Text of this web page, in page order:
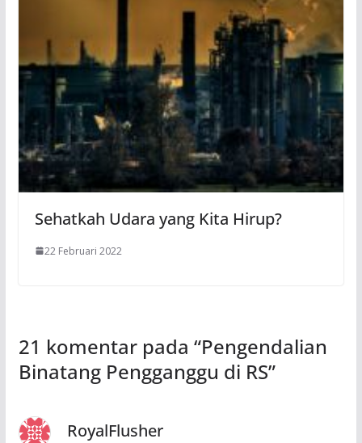
Sehatkah Udara yang Kita Hirup?
22 Februari 2022
21 komentar pada “Pengendalian
Binatang Pengganggu di RS”
RoyalFlusher